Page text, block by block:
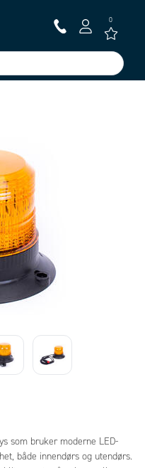
0
som bruker moderne LED-
både innendørs og utendørs.